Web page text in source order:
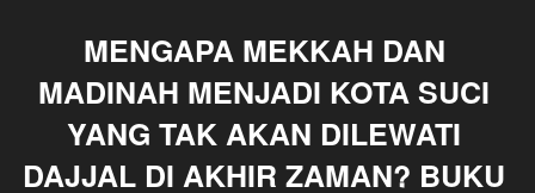
MENGAPA MEKKAH DAN
MADINAH MENJADI KOTA SUCI
YANG TAK AKAN DILEWATI
DAJJAL DI AKHIR ZAMAN? BUKU